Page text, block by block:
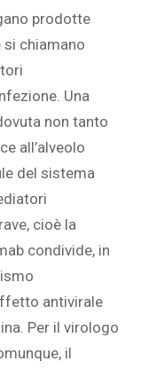
prodotte
chiamano
Una
non tanto
all’alveolo
del sistema
cioè la
condivide, in
antivirale
Per il virologo
il